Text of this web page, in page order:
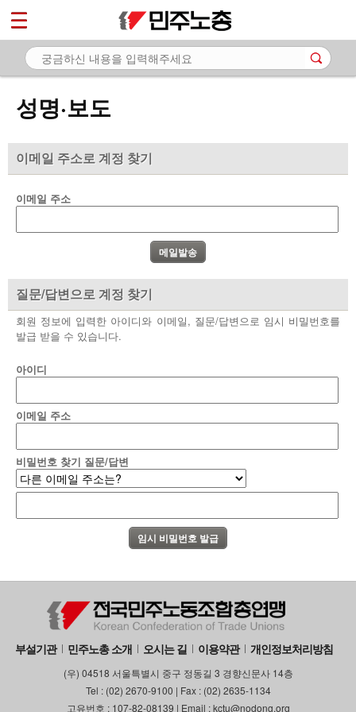
성명·보도
이메일 주소로 계정 찾기
이메일 주소
질문/답변으로 계정 찾기
회원 정보에 입력한 아이디와 이메일, 질문/답변으로 임시 비밀번호를
발급 받을 수 있습니다.
아이디
이메일 주소
비밀번호 찾기 질문/답변
부설기관 민주노총 소개 오시는 길 이용약관 개인정보처리방침
(우) 04518 서울특별시 중구 정동길 3 경향신문사 14층
Tel : (02) 2670-9100 | Fax : (02) 2635-1134
고유번호 : 107-82-08139 | Email : kctu@nodong.org
마이페이지
소개
- 공지사항
- 성명·보도
부설기관
업무